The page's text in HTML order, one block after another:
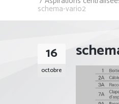
schema-vario2
16
octobre